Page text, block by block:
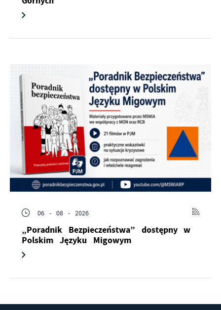
06 - 08 - 2026
„Poradnik Bezpieczeństwa” dostępny w
Polskim Języku Migowym